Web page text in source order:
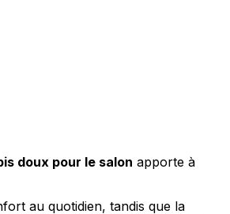
doux pour le salon apporte à
au quotidien, tandis que la